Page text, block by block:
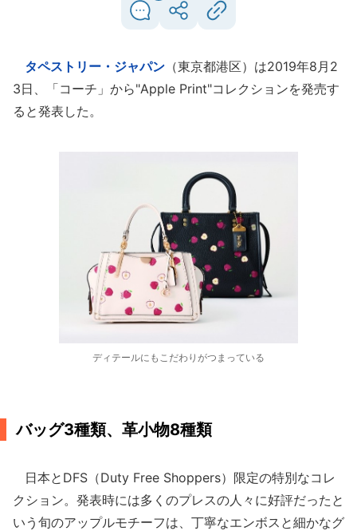
タペストリー・ジャパン （東京都港区）は2019年8月2
3日、「コーチ」から"Apple Print"コレクションを発売す
ると発表した。
ディテールにもこだわりがつまっている
バッグ3種類、革小物8種類
日本とDFS（Duty Free Shoppers）限定の特別なコレ
クション。発表時には多くのプレスの人々に好評だったと
いう旬のアップルモチーフは、丁寧なエンボスと細かなグ